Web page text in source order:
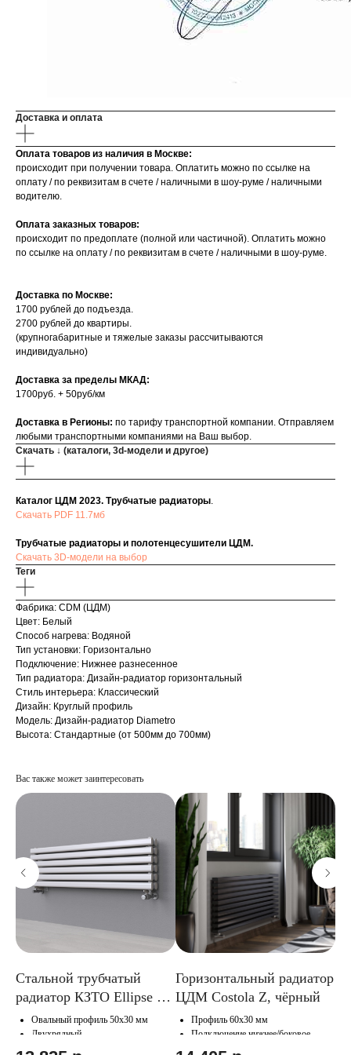
Доставка и оплата
Оплата товаров из наличия в Москве:
происходит при получении товара. Оплатить можно по ссылке на
оплату / по реквизитам в счете / наличными в шоу-руме / наличными
водителю.
Оплата заказных товаров:
происходит по предоплате (полной или частичной). Оплатить можно
по ссылке на оплату / по реквизитам в счете / наличными в шоу-руме.
Доставка по Москве:
1700 рублей до подъезда.
2700 рублей до квартиры.
(крупногабаритные и тяжелые заказы рассчитываются
индивидуально)
Доставка за пределы МКАД:
1700руб. + 50руб/км
Доставка в Регионы: по тарифу транспортной компании. Отправляем
любыми транспортными компаниями на Ваш выбор.
Скачать ↓ (каталоги, 3d-модели и другое)
Каталог ЦДМ 2023. Трубчатые радиаторы.
Скачать PDF 11.7мб
Трубчатые радиаторы и полотенцесушители ЦДМ.
Скачать 3D-модели на выбор
Теги
Фабрика: CDM (ЦДМ)
Цвет: Белый
Способ нагрева: Водяной
Тип установки: Горизонтально
Подключение: Нижнее разнесенное
Тип радиатора: Дизайн-радиатор горизонтальный
Стиль интерьера: Классический
Дизайн: Круглый профиль
Модель: Дизайн-радиатор Diametro
Высота: Стандартные (от 500мм до 700мм)
Вас также может заинтересовать
Стальной трубчатый
радиатор КЗТО Ellipse S
H 2 (двухрядный)
Овальный профиль 50х30 мм
Двухрядный
Горизонтальный радиатор
ЦДМ Costola Z, чёрный
Профиль 60х30 мм
Подключение нижнее/боковое